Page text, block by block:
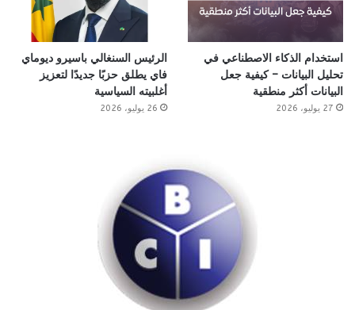
استخدام الذكاء الاصطناعي في
تحليل البيانات – كيفية جعل
البيانات أكثر منطقية
27 يوليو، 2026
الرئيس السنغالي باسيرو ديوماي
فاي يطلق حزبًا جديدًا لتعزيز
أغلبيته السياسية
26 يوليو، 2026